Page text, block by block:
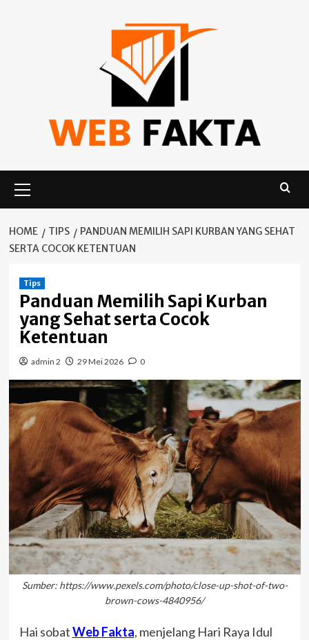
Menu
HOME TIPS
PANDUAN MEMILIH SAPI KURBAN YANG SEHAT
SERTA COCOK KETENTUAN
Tips
Panduan Memilih Sapi Kurban
yang Sehat serta Cocok
Ketentuan
admin 2 29 Mei 2026 0
Sumber: https://www.pexels.com/photo/close-up-shot-of-two-
brown-cows-4840956/
Hai sobatWeb Fakta, menjelang Hari Raya Idul